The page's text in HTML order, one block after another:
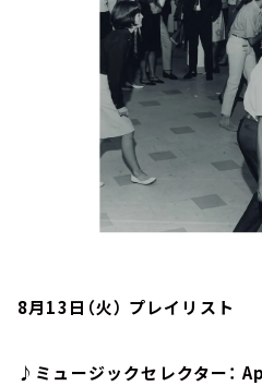
8月13日（火） プレイリスト
♪ミュージックセレクター：